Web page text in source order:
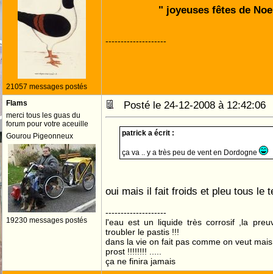
21057 messages postés
" joyeuses fêtes de
--------------------
Flams
merci tous les guas du
forum pour votre aceuille
Gourou Pigeonneux
19230 messages postés
Posté le 24-12-2008 à
patrick a écrit :
ça va .. y a très peu de vent en Dordogne
oui mais il fait froids et pleu tous le
--------------------
l'eau est un liquide très corrosif ,la
troubler le pastis !!!
dans la vie on fait pas comme on veut
prost !!!!!!!! .....
ça ne finira jamais